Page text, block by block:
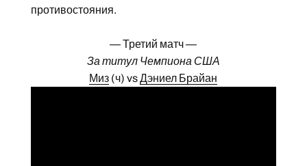
противостояния.
— Третий матч —
За титул Чемпиона США
Миз (ч) vsДэниел Брайан